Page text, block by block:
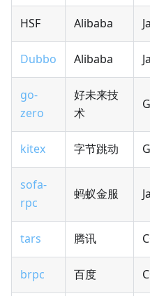
HSF Alibaba
Dubbo Alibaba
go-
zero
好未来技
术
kitex 字节跳动
sofa-
rpc
蚂蚁金服
tars 腾讯
brpc 百度